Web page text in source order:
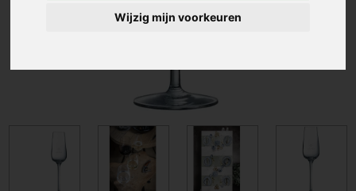
Wijzig mijn voorkeuren